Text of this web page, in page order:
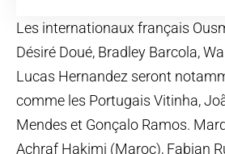
Les internationaux français
Désiré Doué, Bradley Barcola,
Lucas Hernandez seront
comme les Portugais Vitinha,
Mendes et Gonçalo Ramos.
Achraf Hakimi (Maroc), Fabian